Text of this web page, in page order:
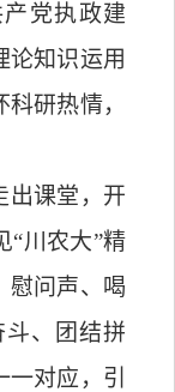
党执政建
论知识运用
研热情，
出课堂，开
“川农大”精
慰问声、喝
斗、团结拼
一对应，引